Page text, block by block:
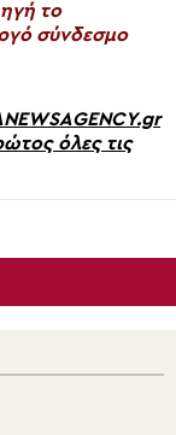
το
σύνδεσμο
όλες τις